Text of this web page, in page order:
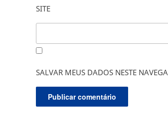
SITE
SALVAR MEUS DADOS NESTE